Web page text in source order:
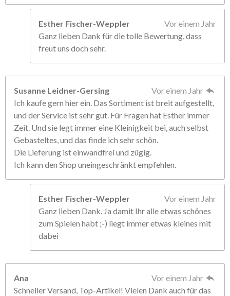
Esther Fischer-Weppler
Vor einem Jahr
Ganz lieben Dank für die tolle Bewertung, dass
freut uns doch sehr.
Susanne Leidner-Gersing
Vor einem Jahr
Ich kaufe gern hier ein. Das Sortiment ist breit aufgestellt,
und der Service ist sehr gut. Für Fragen hat Esther immer
Zeit. Und sie legt immer eine Kleinigkeit bei, auch selbst
Gebasteltes, und das finde ich sehr schön.
Die Lieferung ist einwandfrei und zügig.
Ich kann den Shop uneingeschränkt empfehlen.
Esther Fischer-Weppler
Vor einem Jahr
Ganz lieben Dank. Ja damit Ihr alle etwas schönes
zum Spielen habt ;-) liegt immer etwas kleines mit
dabei
Ana
Vor einem Jahr
Schneller Versand, Top-Artikel! Vielen Dank auch für das